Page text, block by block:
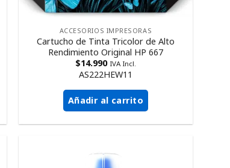
ACCESORIOS IMPRESORAS
Cartucho de Tinta Tricolor de Alto
Rendimiento Original HP 667
$14.990 IVA Incl.
AS222HEW11
Añadir al carrito